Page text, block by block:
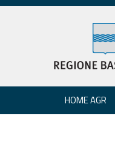
HOME AGR